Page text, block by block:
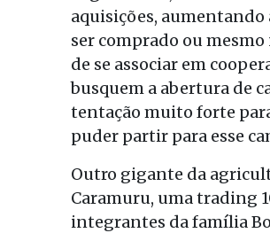
aquisições, aumentando
ser comprado ou
de se associar em
busquem a abertura de
tentação muito forte
puder partir para esse
Outro gigante da
Caramuru, uma trading
integrantes da família